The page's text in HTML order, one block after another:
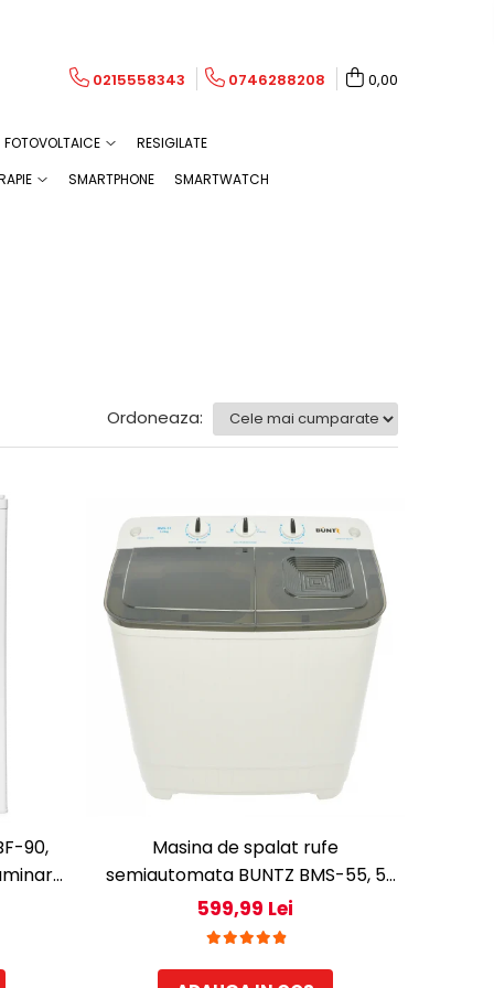
0215558343 0746288208 0,00
FOTOVOLTAICE
RESIGILATE
SMARTPHONE SMARTWATCH
Ordoneaza:
90,
Masina de spalat rufe
semiautomata BUNTZ BMS-55, 5
Kg, Capacitate rufe stoarcere 3Kg,
300 W, Negru
599,99 Lei